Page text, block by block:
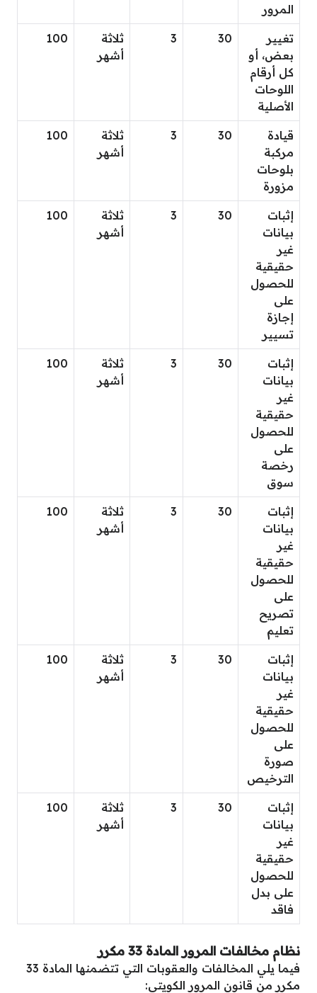
المرور
تغيير
بعض، أو
كل أرقام
اللوحات
الأصلية
30
3
ثلاثة
أشهر
100
قيادة
مركبة
بلوحات
مزورة
30
3
ثلاثة
أشهر
100
إثبات
بيانات
غير
حقيقية
للحصول
على
إجازة
تسيير
30
3
ثلاثة
أشهر
100
إثبات
بيانات
غير
حقيقية
للحصول
على
رخصة
سوق
30
3
ثلاثة
أشهر
100
إثبات
بيانات
غير
حقيقية
للحصول
على
تصريح
تعليم
30
3
ثلاثة
أشهر
100
إثبات
بيانات
غير
حقيقية
للحصول
على
صورة
الترخيص
30
3
ثلاثة
أشهر
100
إثبات
بيانات
غير
حقيقية
للحصول
على بدل
فاقد
30
3
ثلاثة
أشهر
100
نظام مخالفات المرور المادة 33 مكرر
فيما يلي المخالفات والعقوبات التي تتضمنها المادة 33
مكرر من قانون المرور الكويتي: